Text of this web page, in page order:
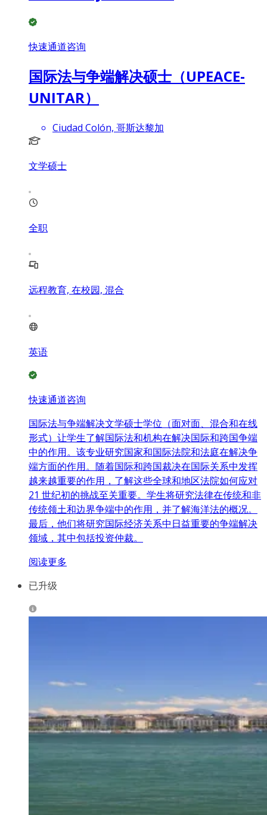
快速通道咨询
国际法与争端解决硕士（UPEACE-
UNITAR）
Ciudad Colón, 哥斯达黎加
文学硕士
全职
远程教育, 在校园, 混合
英语
快速通道咨询
国际法与争端解决文学硕士学位（面对面、混合和在线
形式）让学生了解国际法和机构在解决国际和跨国争端
中的作用。该专业研究国家和国际法院和法庭在解决争
端方面的作用。随着国际和跨国裁决在国际关系中发挥
越来越重要的作用，了解这些全球和地区法院如何应对
21 世纪初的挑战至关重要。学生将研究法律在传统和非
传统领土和边界争端中的作用，并了解海洋法的概况。
最后，他们将研究国际经济关系中日益重要的争端解决
领域，其中包括投资仲裁。
阅读更多
已升级